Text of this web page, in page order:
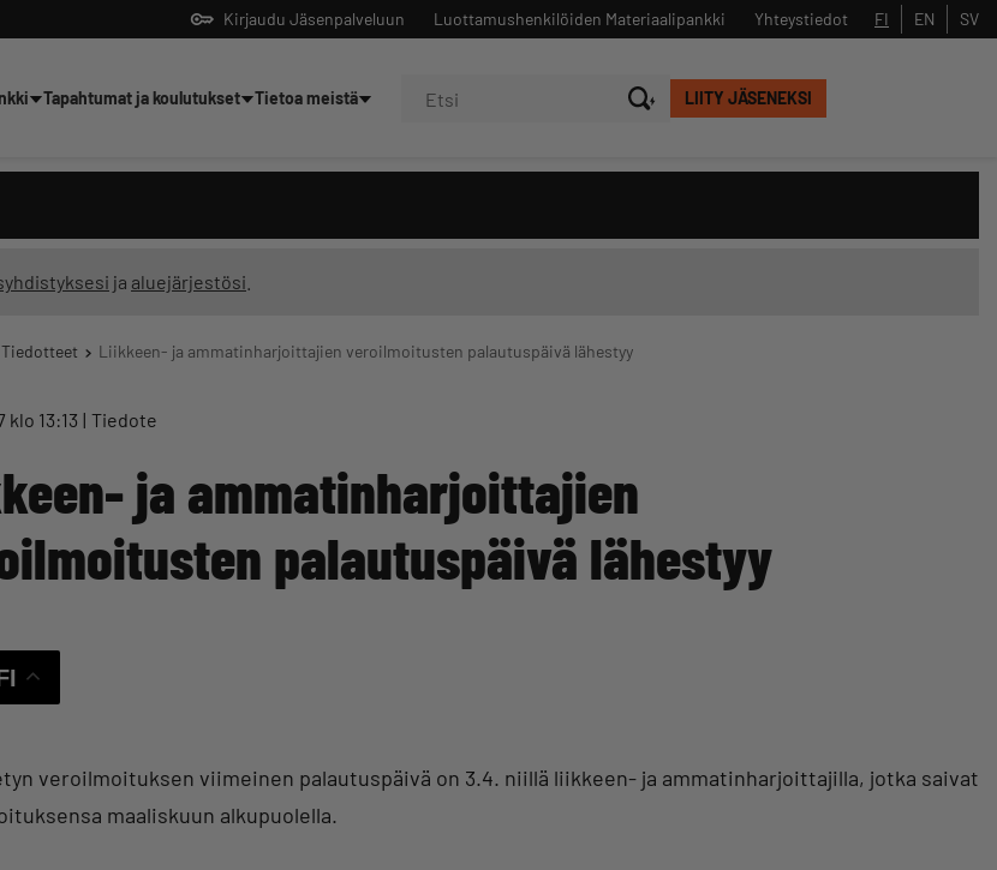
Kirjaudu Jäsenpalveluun Yhteystiedot
Luottamushenkilöiden Materiaalipankki FI EN SV
LIITY JÄSENEKSI
Tapahtumat ja koulutukset Tietoa meistä
ja aluejärjestösi
Tiedotteet Liikkeen- ja ammatinharjoittajien veroilmoitusten palautuspäivä lähestyy
klo 13:13 Tiedote
ja ammatinharjoittajien
palautuspäivä lähestyy
veroilmoituksen viimeinen palautuspäivä on 3.4. niillä liikkeen- ja ammatinharjoittajilla, jotka saivat
maaliskuun alkupuolella.
Sulje
tekoälyltä